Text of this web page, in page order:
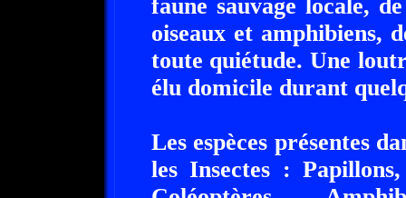
faune sauvage locale,
oiseaux et amphibiens,
toute quiétude. Une
élu domicile durant
Les espèces présentes
les Insectes :